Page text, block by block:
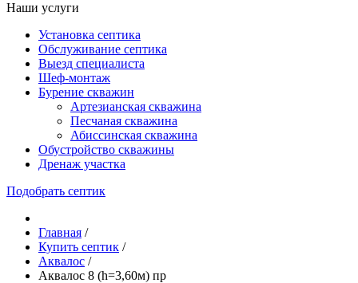
Наши услуги
Установка септика
Обслуживание септика
Выезд специалиста
Шеф-монтаж
Бурение скважин
Артезианская скважина
Песчаная скважина
Абиссинская скважина
Обустройство скважины
Дренаж участка
Подобрать септик
Главная /
Купить септик /
Аквалос /
Аквалос 8 (h=3,60м) пр